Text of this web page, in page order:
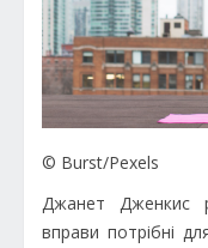
© Burst/Pexels
Джанет Дженкис
вправи потрібні